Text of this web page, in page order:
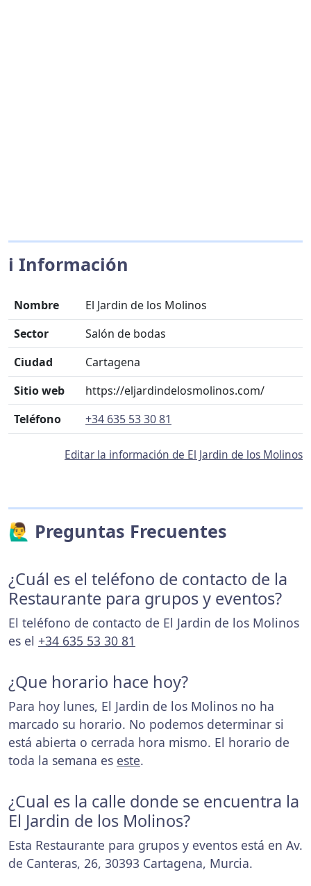
ℹ️ Información
Nombre
El Jardin de los Molinos
Sector
Salón de bodas
Ciudad
Cartagena
Sitio web
https://eljardindelosmolinos.com/
Teléfono
+34 635 53 30 81
Editar la información de El Jardin de los Molinos
🙋‍♂️ Preguntas Frecuentes
¿Cuál es el teléfono de contacto de la
Restaurante para grupos y eventos?
El teléfono de contacto de El Jardin de los Molinos
es el +34 635 53 30 81
¿Que horario hace hoy?
Para hoy lunes, El Jardin de los Molinos no ha
marcado su horario. No podemos determinar si
está abierta o cerrada hora mismo. El horario de
toda la semana es este.
¿Cual es la calle donde se encuentra la
El Jardin de los Molinos?
Esta Restaurante para grupos y eventos está en Av.
de Canteras, 26, 30393 Cartagena, Murcia.